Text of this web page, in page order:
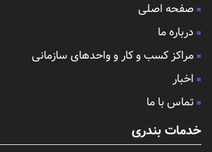
صفحه اصلی
درباره ما
مراکز کسب و کار و واحدهای سازمانی
اخبار
تماس با ما
خدمات بندری